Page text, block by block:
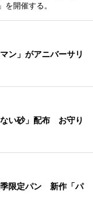
開催する。
ン」がアニバーサリ
い砂」配布 お守り
季限定パン 新作「パ